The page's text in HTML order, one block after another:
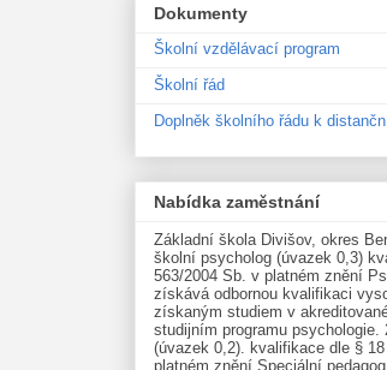
Dokumenty
Školní vzdělávací program
Školní řád
Doplněk školního řádu k
Nabídka zaměstnání
Základní škola Divišov, okres
školní psycholog (úvazek 0,3)
563/2004 Sb. v platném znění
získává odbornou kvalifikaci
získaným studiem v
studijním programu psychologie.
(úvazek 0,2). kvalifikace dle §
platném znění Speciální